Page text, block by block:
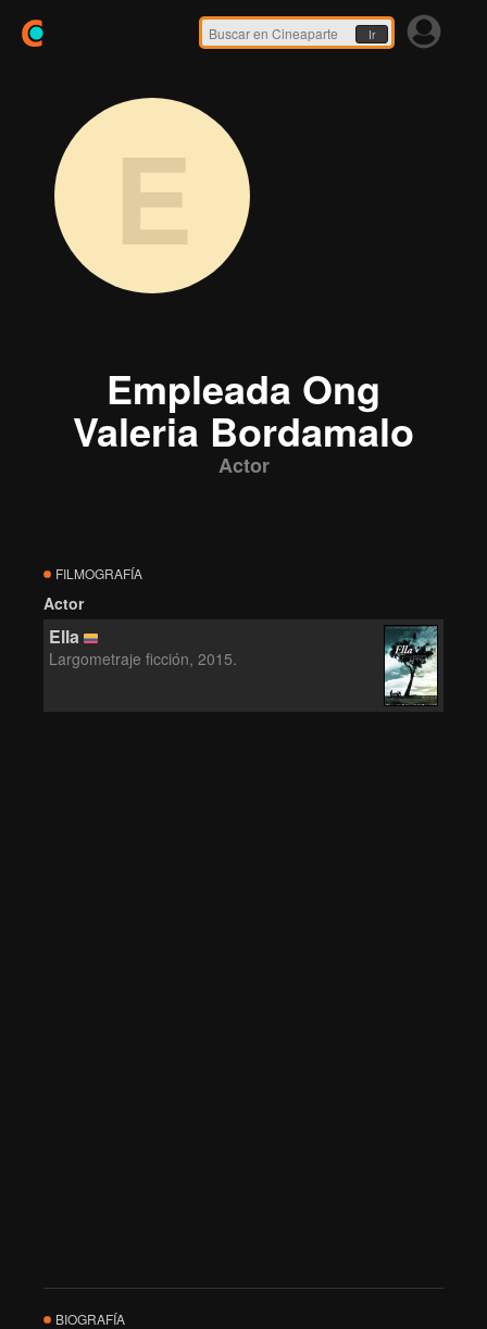
Ir
E
Empleada Ong
Valeria Bordamalo
Actor
FILMOGRAFÍA
Actor
Ella
Largometraje ficción, 2015.
BIOGRAFÍA